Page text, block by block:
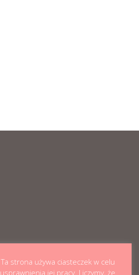
Ta strona używa ciasteczek w celu
usprawnienia jej pracy. Liczymy, że